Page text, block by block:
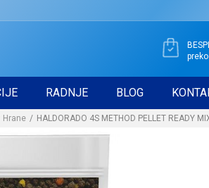
RADNJE BLOG
Hrane HALDORADO 4S METHOD PELLET READY